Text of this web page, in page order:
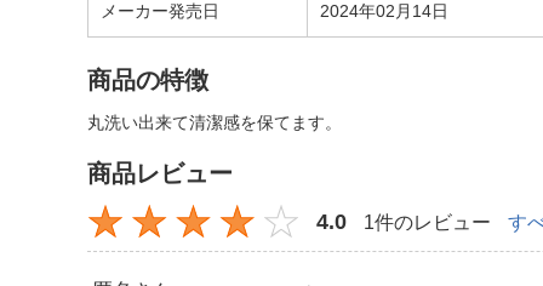
メーカー発売日 2024年02月14日
商品の特徴
丸洗い出来て清潔感を保てます。
商品レビュー
4.0 1件のレビュー す